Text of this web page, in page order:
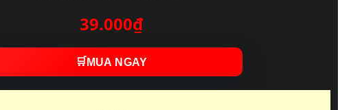
39.000₫
🛒 MUA NGAY